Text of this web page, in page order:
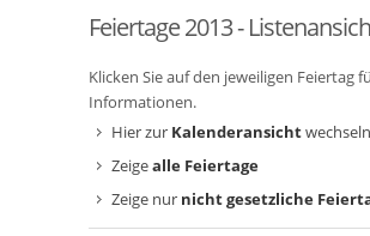
Feiertage 2013 -
Klicken Sie auf den jeweiligen Feiertag
Informationen.
Hier zur Kalenderansichtwechseln
Zeigealle Feiertage
Zeige nur nicht gesetzliche